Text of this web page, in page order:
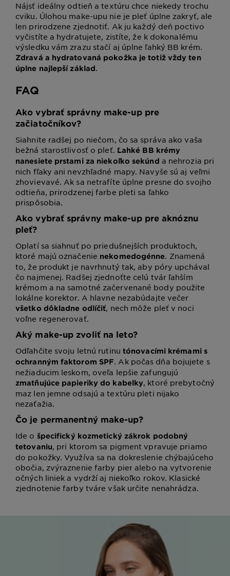
Nájsť ideálny odtieň a textúru chce niekedy trochu
cviku. Úlohou make-upu nie je pleť úplne zakryť, ale
len prirodzene zjednotiť. Ak ju každý deň poctivo
vyčistíte a hydratujete, zistíte, že k dokonalému
výsledku vám zrazu stačí aj úplne ľahký BB krém.
Zdravá a hydratovaná pokožka je totiž vždy ten
úplne najlepší základ.
FAQ
Ako vybrať správny make-up pre
začiatočníkov?
Siahnite radšej po niečom, čo sa správa ako vaša
bežná starostlivosť o pleť. Ľahké BB krémy
nanesiete prstami za niekoľko sekúnd a nehrozia pri
nich fľaky ani nevzhľadné mapy. Navyše sú aj veľmi
zhovievavé. Ak sa netrafíte úplne presne do svojho
odtieňa, prirodzenej farbe pleti sa ľahko
prispôsobia.
Ako vybrať správny make-up pre aknóznu
pleť?
Oplatí sa siahnuť po priedušnejších produktoch,
ktoré majú označenie nekomedogénne. Znamená
to, že produkt je navrhnutý tak, aby póry upchával
čo najmenej. Radšej zjednoťte celú tvár ľahším
krémom a na samotné začervenané body použite
lokálne korektor. A hlavne nezabúdajte večer
všetko dôkladne odlíčiť, nech môže pleť v noci
voľne regenerovať.
Aký make-up zvoliť na leto?
Odľahčite svoju letnú rutinu tónovacími krémami s
ochranným faktorom SPF. Ak počas dňa bojujete s
nežiaducim leskom, oveľa lepšie zafungujú
zmatňujúce papieriky do kabelky, ktoré prebytočný
maz len jemne odsajú a textúru pleti nijako
nezaťažia.
Čo je permanentný make-up?
Ide o špecifický kozmetický zákrok podobný
tetovaniu, pri ktorom sa pigment vpravuje priamo
do pokožky. Využíva sa na dokreslenie chýbajúceho
obočia, zvýraznenie farby pier alebo na vytvorenie
očných liniek a vydrží aj niekoľko rokov. Klasické
zjednotenie farby tváre však určite nenahrádza.